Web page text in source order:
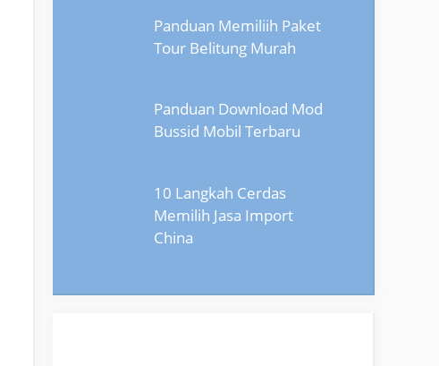
Panduan Memiliih Paket
Tour Belitung Murah
Panduan Download Mod
Bussid Mobil Terbaru
10 Langkah Cerdas
Memilih Jasa Import
China